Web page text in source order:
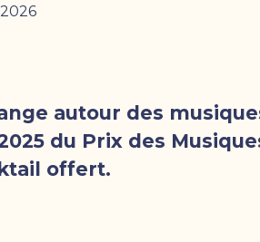
autour des
du Prix des
offert.